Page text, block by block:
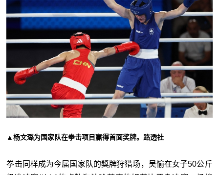
▲杨文璐为国家队在拳击项目赢得首面奖牌。路透社
拳击同样成为今届国家队的奬牌狩猎场，吴愉在女子50公斤